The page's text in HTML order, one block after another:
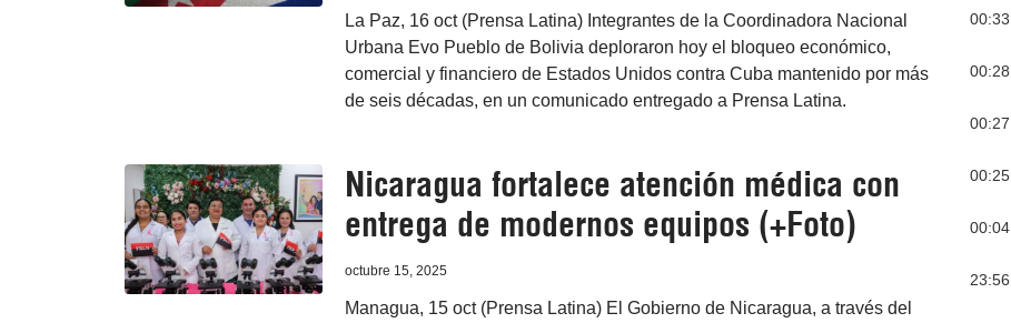
La Paz, 16 oct (Prensa Latina) Integrantes de la Coordinadora Nacional
Urbana Evo Pueblo de Bolivia deploraron hoy el bloqueo económico,
comercial y financiero de Estados Unidos contra Cuba mantenido por más
de seis décadas, en un comunicado entregado a Prensa Latina.
Nicaragua fortalece atención médica con
entrega de modernos equipos (+Foto)
octubre 15, 2025
Managua, 15 oct (Prensa Latina) El Gobierno de Nicaragua, a través del
00:33
00:28
00:27
00:25
00:04
23:56